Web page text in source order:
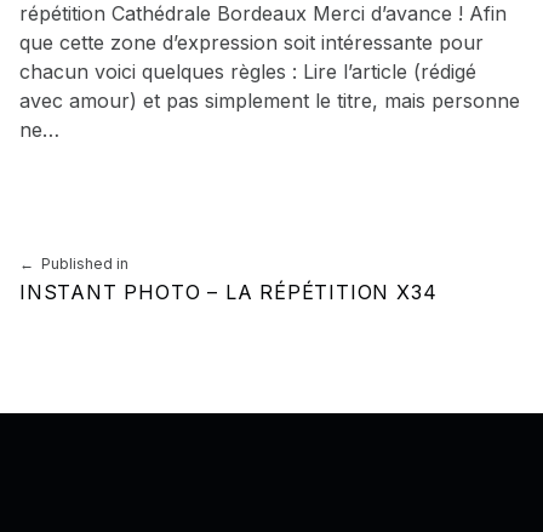
répétition Cathédrale Bordeaux Merci d’avance ! Afin
que cette zone d’expression soit intéressante pour
chacun voici quelques règles : Lire l’article (rédigé
avec amour) et pas simplement le titre, mais personne
ne…
Navigation de l’article
Published in
INSTANT PHOTO – LA RÉPÉTITION X34